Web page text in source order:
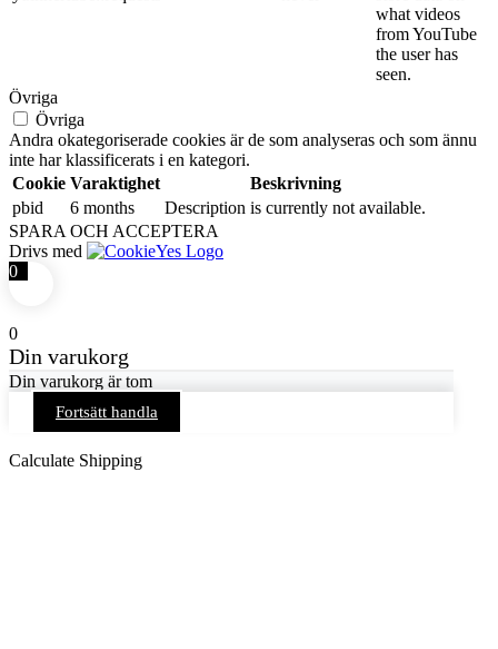
what videos
from YouTube
the user has
seen.
Övriga
Övriga
Andra okategoriserade cookies är de som analyseras och som ännu
inte har klassificerats i en kategori.
Cookie Varaktighet
Beskrivning
pbid
6 months
Description is currently not available.
SPARA OCH ACCEPTERA
Drivs med
0
0
Din varukorg
Din varukorg är tom
Fortsätt handla
Calculate Shipping